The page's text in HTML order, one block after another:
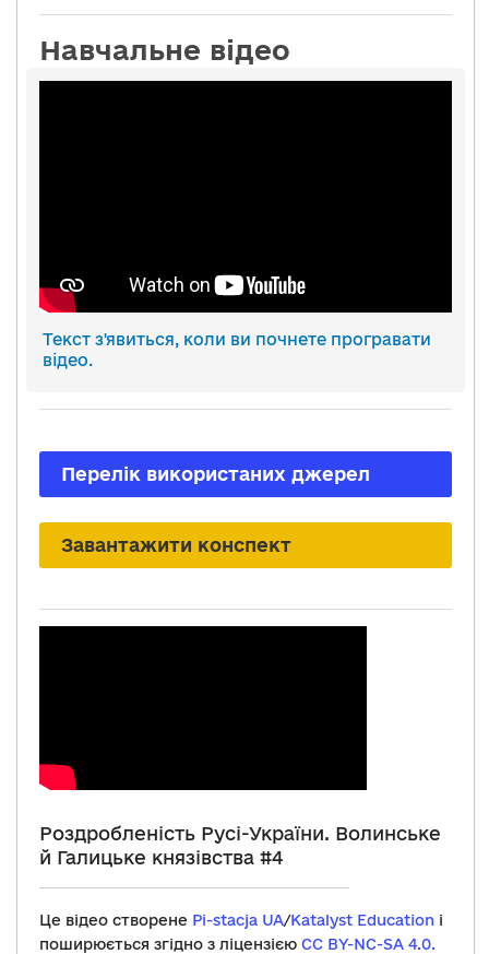
Навчальне відео
Текст з'явиться, коли ви почнете програвати
відео.
Перелік використаних джерел
Завантажити конспект
Роздробленість Русі-України. Волинське
й Галицьке князівства #4
Це відео створене Pi-stacja UA/Katalyst Education і
поширюється згідно з ліцензією CC BY-NC-SA 4.0.